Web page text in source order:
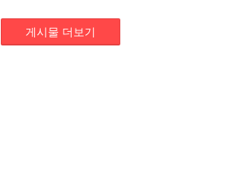
게시물 더보기